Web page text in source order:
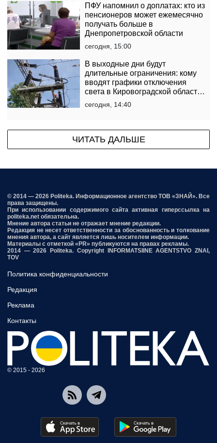
ПФУ напомнил о доплатах: кто из
пенсионеров может ежемесячно
получать больше в
Днепропетровской области
сегодня, 15:00
В выходные дни будут
длительные ограничения: кому
вводят графики отключения
света в Кировоградской области
на 8 и 9 августа
сегодня, 14:40
ЧИТАТЬ ДАЛЬШЕ
© 2014 — 2026 Politeka. Информационное агентство ТОВ «ЗНАЙ». Все
права защищены.
При использовании содержимого сайта активная гиперссылка на
politeka.net обязательна.
Мнение автора статьи не отражает мнение редакции.
Редакция не несет ответственности за обоснованность и толкование
мнения автора, а сайт является лишь носителем информации.
Материалы с отметкой «PR» публикуются на правах рекламы.
2014 — 2026 Politeka. Copyright INFORMATSIINE AGENTSTVO ZNAI,
TOV
Политика конфиденциальности
Редакция
Реклама
Контакты
© 2015 - 2026